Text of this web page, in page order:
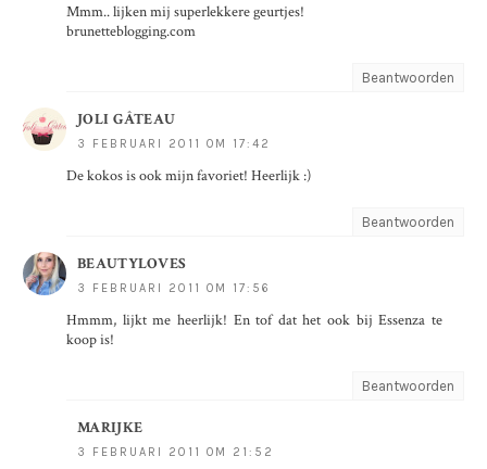
Mmm.. lijken mij superlekkere geurtjes!
brunetteblogging.com
Beantwoorden
JOLI GÂTEAU
3 FEBRUARI 2011 OM 17:42
De kokos is ook mijn favoriet! Heerlijk :)
Beantwoorden
BEAUTYLOVES
3 FEBRUARI 2011 OM 17:56
Hmmm, lijkt me heerlijk! En tof dat het ook bij Essenza te
koop is!
Beantwoorden
MARIJKE
3 FEBRUARI 2011 OM 21:52